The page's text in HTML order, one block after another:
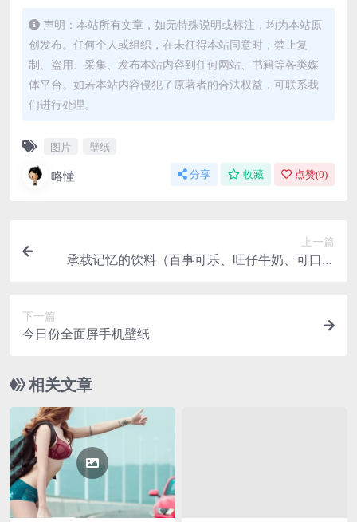
声明：本站所有文章，如无特殊说明或标注，均为本站原
创发布。任何个人或组织，在未征得本站同意时，禁止复
制、盗用、采集、发布本站内容到任何网站、书籍等各类媒
体平台。如若本站内容侵犯了原著者的合法权益，可联系我
们进行处理。
图片 壁纸
略懂 分享 收藏 点赞(0)
上一篇
承载记忆的饮料（百事可乐、旺仔牛奶、可口可
下一篇
今日份全面屏手机壁纸
相关文章